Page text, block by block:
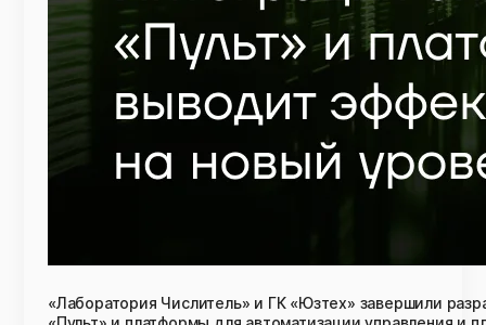
«Лаборатория Числитель» и ГК «Юзтех» завершили